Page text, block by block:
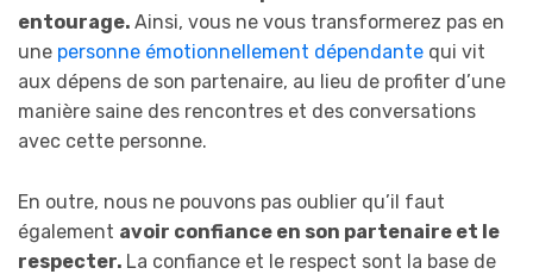
entourage. Ainsi, vous ne vous transformerez pas en
une personne émotionnellement dépendante qui vit
aux dépens de son partenaire, au lieu de profiter d’une
manière saine des rencontres et des conversations
avec cette personne.
En outre, nous ne pouvons pas oublier qu’il faut
également avoir confiance en son partenaire et le
respecter. La confiance et le respect sont la base de